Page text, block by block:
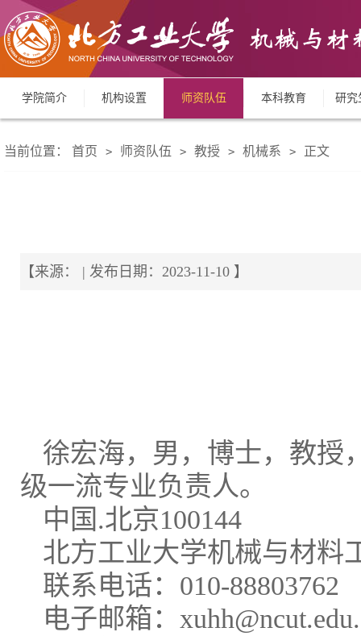
学院简介 机构设置 师资队伍 本科教育 研究
当前位置： 首页 > 师资队伍 > 教授 > 机械系 > 正文
【来源： | 发布日期：2023-11-10 】
徐宏海，男，博士，教授
级一流专业负责人。
中国.北京100144
北方工业大学机械与材料
联系电话：010-88803762
电子邮箱：